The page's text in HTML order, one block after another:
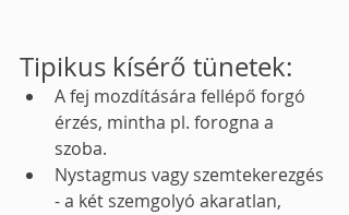
Tipikus kísérő tünetek:
A fej mozdítására fellépő forgó
érzés, mintha pl. forogna a
szoba.
Nystagmus vagy szemtekerezgés
- a két szemgolyó akaratlan,